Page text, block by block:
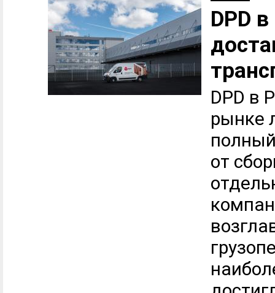
DPD
DPD в
рынке
от